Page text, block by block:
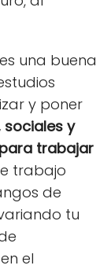
una buena
y poner
sociales y
trabajar
trabajo
de
tu
el